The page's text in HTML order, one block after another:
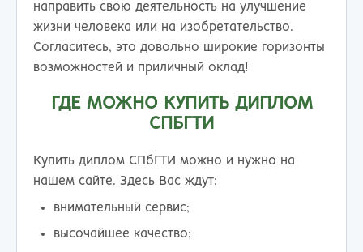
направить свою деятельность на улучшение
жизни человека или на изобретательство.
Согласитесь, это довольно широкие горизонты
возможностей и приличный оклад!
ГДЕ МОЖНО КУПИТЬ ДИПЛОМ
СПБГТИ
Купить диплом СПбГТИ можно и нужно на
нашем сайте. Здесь Вас ждут:
внимательный сервис;
высочайшее качество;